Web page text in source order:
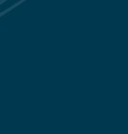
dass HoverLIGHT
um den Faktor 3